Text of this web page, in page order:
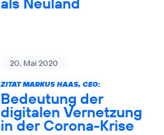
20. Mai 2020
ZITAT MARKUS HAAS, CEO:
Bedeutung der
digitalen Vernetzung
in der Corona-Krise